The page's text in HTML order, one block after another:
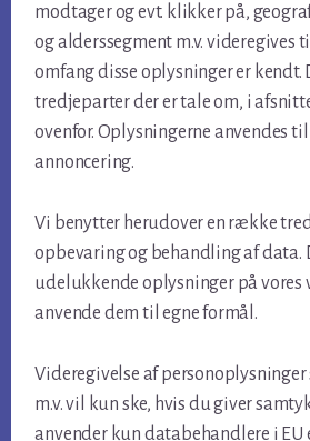
modtager og evt. klikker på,
og alderssegment m.v. videregives
omfang disse oplysninger er kendt.
tredjeparter der er tale om, i
ovenfor. Oplysningerne anvendes
annoncering.
Vi benytter herudover en række
opbevaring og behandling af data.
udelukkende oplysninger på vores
anvende dem til egne formål.
Videregivelse af personoplysninger
m.v. vil kun ske, hvis du giver
anvender kun databehandlere i EU